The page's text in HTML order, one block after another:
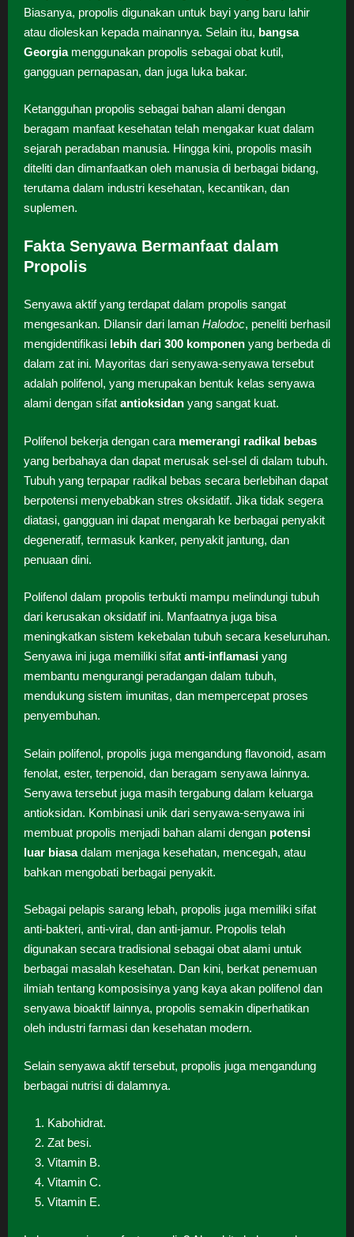
Biasanya, propolis digunakan untuk bayi yang baru lahir
atau dioleskan kepada mainannya. Selain itu, bangsa
Georgiamenggunakan propolis sebagai obat kutil,
gangguan pernapasan, dan juga luka bakar.
Ketangguhan propolis sebagai bahan alami dengan
beragam manfaat kesehatan telah mengakar kuat dalam
sejarah peradaban manusia. Hingga kini, propolis masih
diteliti dan dimanfaatkan oleh manusia di berbagai bidang,
terutama dalam industri kesehatan, kecantikan, dan
suplemen.
Fakta Senyawa Bermanfaat dalam
Propolis
Senyawa aktif yang terdapat dalam propolis sangat
mengesankan. Dilansir dari laman Halodoc, peneliti berhasil
mengidentifikasi lebih dari 300 komponen yang berbeda di
dalam zat ini. Mayoritas dari senyawa-senyawa tersebut
adalah polifenol, yang merupakan bentuk kelas senyawa
alami dengan sifat antioksidan yang sangat kuat.
Polifenol bekerja dengan cara memerangi radikal bebas
yang berbahaya dan dapat merusak sel-sel di dalam tubuh.
Tubuh yang terpapar radikal bebas secara berlebihan dapat
berpotensi menyebabkan stres oksidatif. Jika tidak segera
diatasi, gangguan ini dapat mengarah ke berbagai penyakit
degeneratif, termasuk kanker, penyakit jantung, dan
penuaan dini.
Polifenol dalam propolis terbukti mampu melindungi tubuh
dari kerusakan oksidatif ini. Manfaatnya juga bisa
meningkatkan sistem kekebalan tubuh secara keseluruhan.
Senyawa ini juga memiliki sifat anti-inflamasi yang
membantu mengurangi peradangan dalam tubuh,
mendukung sistem imunitas, dan mempercepat proses
penyembuhan.
Selain polifenol, propolis juga mengandung flavonoid, asam
fenolat, ester, terpenoid, dan beragam senyawa lainnya.
Senyawa tersebut juga masih tergabung dalam keluarga
antioksidan. Kombinasi unik dari senyawa-senyawa ini
membuat propolis menjadi bahan alami dengan potensi
luar biasadalam menjaga kesehatan, mencegah, atau
bahkan mengobati berbagai penyakit.
Sebagai pelapis sarang lebah, propolis juga memiliki sifat
anti-bakteri, anti-viral, dan anti-jamur. Propolis telah
digunakan secara tradisional sebagai obat alami untuk
berbagai masalah kesehatan. Dan kini, berkat penemuan
ilmiah tentang komposisinya yang kaya akan polifenol dan
senyawa bioaktif lainnya, propolis semakin diperhatikan
oleh industri farmasi dan kesehatan modern.
Selain senyawa aktif tersebut, propolis juga mengandung
berbagai nutrisi di dalamnya.
Kabohidrat.
Zat besi.
Vitamin B.
Vitamin C.
Vitamin E.